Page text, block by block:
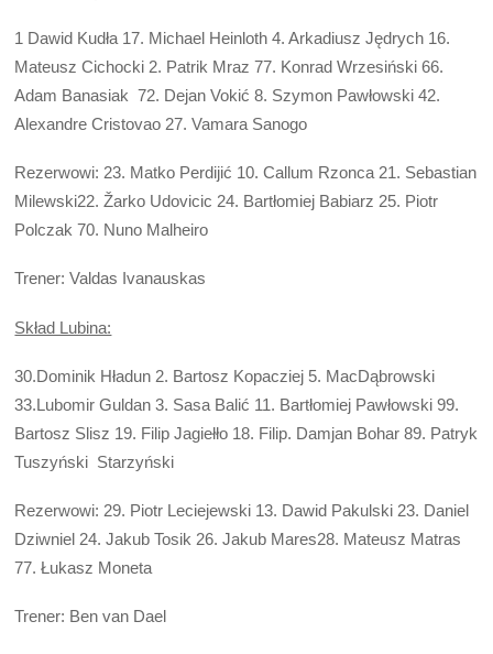
1 Dawid Kudła 17. Michael Heinloth 4. Arkadiusz Jędrych 16.
Mateusz Cichocki 2. Patrik Mraz 77. Konrad Wrzesiński 66.
Adam Banasiak 72. Dejan Vokić 8. Szymon Pawłowski 42.
Alexandre Cristovao 27. Vamara Sanogo
Rezerwowi: 23. Matko Perdijić 10. Callum Rzonca 21. Sebastian
Milewski22. Žarko Udovicic 24. Bartłomiej Babiarz 25. Piotr
Polczak 70. Nuno Malheiro
Trener: Valdas Ivanauskas
Skład Lubina:
30.Dominik Hładun 2. Bartosz Kopacziej 5. MacDąbrowski
33.Lubomir Guldan 3. Sasa Balić 11. Bartłomiej Pawłowski 99.
Bartosz Slisz 19. Filip Jagiełło 18. Filip. Damjan Bohar 89. Patryk
Tuszyński Starzyński
Rezerwowi: 29. Piotr Leciejewski 13. Dawid Pakulski 23. Daniel
Dziwniel 24. Jakub Tosik 26. Jakub Mares28. Mateusz Matras
77. Łukasz Moneta
Trener: Ben van Dael